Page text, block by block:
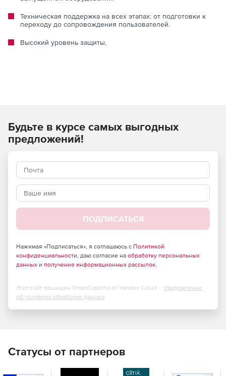
Техническая поддержка на всех этапах: от подготовки к
переходу до сопровождения пользователей.
Высокий уровень защиты.
Будьте в курсе самых выгодных
предложений!
ПОДПИСАТЬСЯ
Нажимая «Подписаться», я соглашаюсь с Политикой
конфиденциальности, даю согласие на обработку персональных
данных и получение информационных рассылок.
Этот сайт защищен SmartCaptcha от Yandex Cloud - Уведомление
об условиях обработки данных
Статусы от партнеров